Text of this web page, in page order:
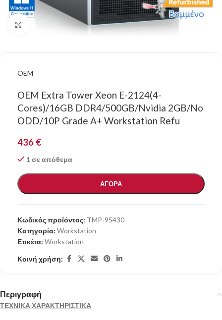
Κάντε κλικ για μεγέθυνση
OEM
OEM Extra Tower Xeon E-2124(4-
Cores)/16GB DDR4/500GB/Nvidia 2GB/No
ODD/10P Grade A+ Workstation Refu
436 €
1 σε απόθεμα
ΑΓΟΡΑ
Κωδικός προϊόντος: TMP-95430
Κατηγορία: Workstation
Ετικέτα: Workstation
Κοινή χρήση:
Περιγραφή
ΤΕΧΝΙΚΑ ΧΑΡΑΚΤΗΡΙΣΤΙΚΑ